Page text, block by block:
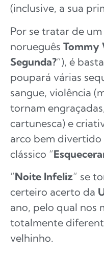
(inclusive, a sua
Por se tratar de
norueguês Tommy
Segunda?“), é
poupará várias
sangue, violência
tornam
cartunesca) e
arco bem
clássico “
“Noite Infeliz” se
certeiro acerto da
ano, pelo qual nos
totalmente
velhinho.